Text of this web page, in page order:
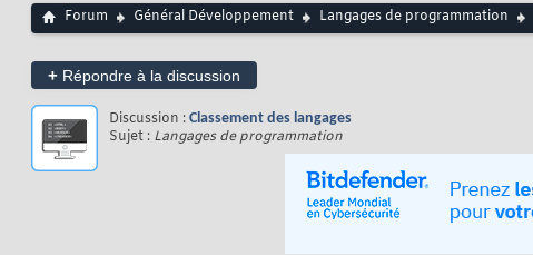
Forum Général Développement Langages de programmation
+ Répondre à la discussion
Discussion : Classement des langages
Sujet : Langages de programmation